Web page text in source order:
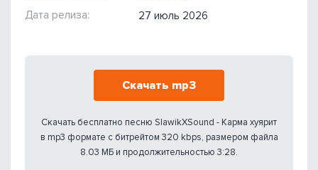
Дата релиза:
27 июль 2026
Скачать mp3
Скачать бесплатно песню SlawikXSound - Карма хуярит
в mp3 формате с битрейтом 320 kbps, размером файла
8.03 МБ и продолжительностью 3:28.